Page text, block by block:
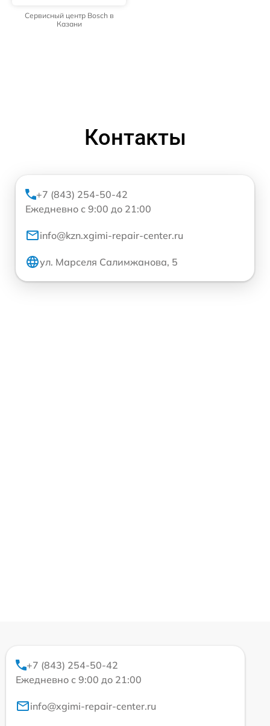
Сервисный центр Bosch в
Казани
Контакты
+7 (843) 254-50-42
Ежедневно с 9:00 до 21:00
info@kzn.xgimi-repair-center.ru
ул. Марселя Салимжанова, 5
+7 (843) 254-50-42
Ежедневно с 9:00 до 21:00
info@xgimi-repair-center.ru